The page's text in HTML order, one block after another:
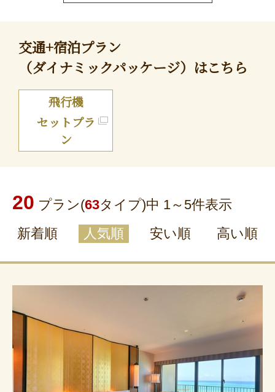
交通+宿泊プラン
（ダイナミックパッケージ）はこちら
飛行機
セットプラ
ン
20 プラン(63タイプ)中 1～ 5件表示
新着順
人気順 安い順 高い順